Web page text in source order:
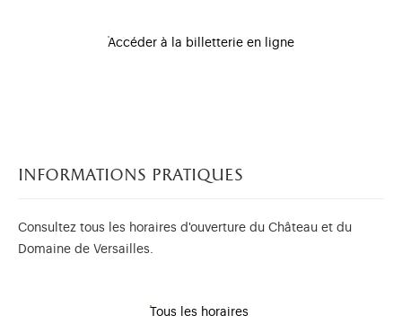
Accéder à la billetterie en ligne
informations pratiques
Consultez tous les horaires d'ouverture du Château et du
Domaine de Versailles.
Tous les horaires